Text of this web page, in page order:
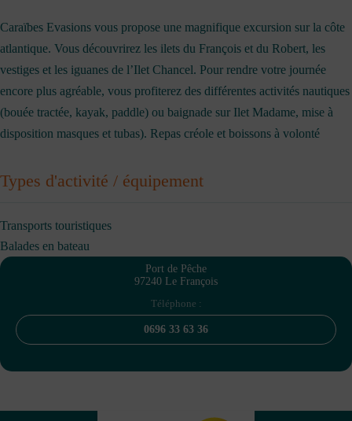
Caraïbes Evasions vous propose une magnifique excursion sur la côte
atlantique. Vous découvrirez les ilets du François et du Robert, les
vestiges et les iguanes de l’Ilet Chancel. Pour rendre votre journée
encore plus agréable, vous profiterez des différentes activités nautiques
(bouée tractée, kayak, paddle) ou baignade sur Ilet Madame, mise à
disposition masques et tubas). Repas créole et boissons à volonté
Types d'activité / équipement
Transports touristiques
Balades en bateau
Port de Pêche
97240 Le François
Téléphone :
0696 33 63 36